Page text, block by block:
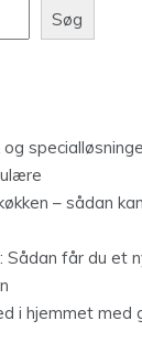
Søg
– sådan
Sådan får du et
i hjemmet med